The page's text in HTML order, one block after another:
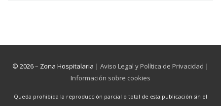
© 2026 – Zona Hospitalaria | Aviso Legal y Política de Privacidad |
Información sobre cookies
Queda prohibida la reproducción parcial o total de esta publicación sin el